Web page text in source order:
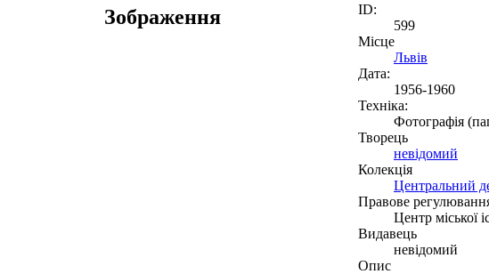
Зображення
ID:
599
Місце
Львів
Дата:
1956-1960
Техніка:
Фотографія
Творець
невідомий
Колекція
Центральний
Правове
Центр міської
Видавець
невідомий
Опис